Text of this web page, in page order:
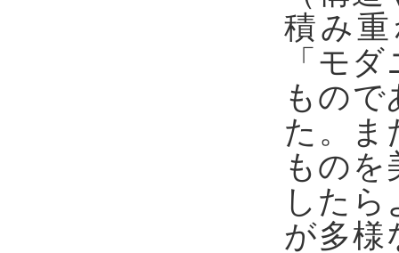
積み
「モ
もの
た。ま
もの
した
が多様